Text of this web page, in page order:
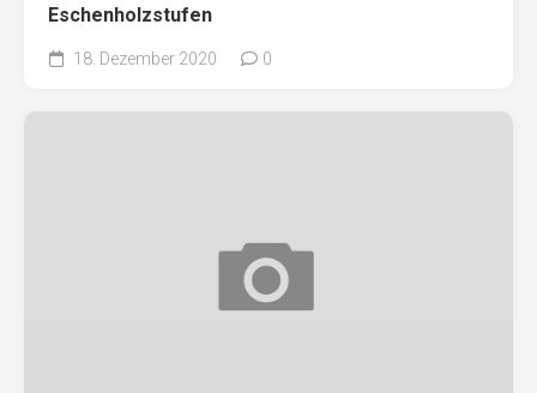
Eschenholzstufen
18. Dezember 2020 0